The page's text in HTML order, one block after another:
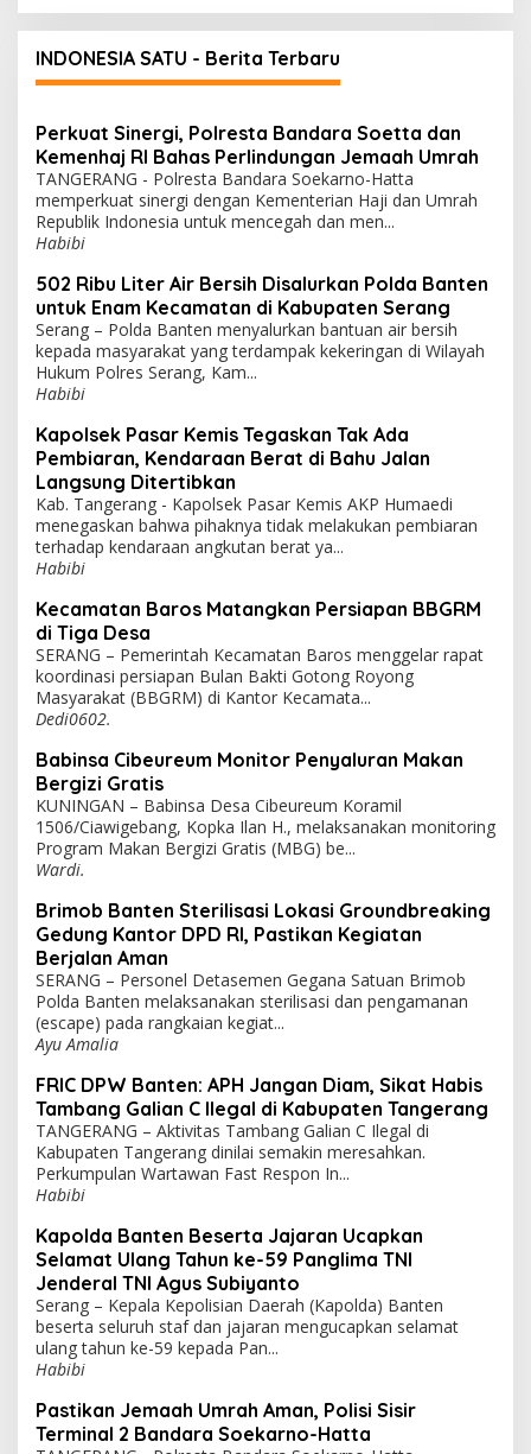
INDONESIA SATU - Berita Terbaru
Perkuat Sinergi, Polresta Bandara Soetta dan
Kemenhaj RI Bahas Perlindungan Jemaah Umrah
TANGERANG - Polresta Bandara Soekarno-Hatta
memperkuat sinergi dengan Kementerian Haji dan Umrah
Republik Indonesia untuk mencegah dan men...
Habibi
502 Ribu Liter Air Bersih Disalurkan Polda Banten
untuk Enam Kecamatan di Kabupaten Serang
Serang – Polda Banten menyalurkan bantuan air bersih
kepada masyarakat yang terdampak kekeringan di Wilayah
Hukum Polres Serang, Kam...
Habibi
Kapolsek Pasar Kemis Tegaskan Tak Ada
Pembiaran, Kendaraan Berat di Bahu Jalan
Langsung Ditertibkan
Kab. Tangerang - Kapolsek Pasar Kemis AKP Humaedi
menegaskan bahwa pihaknya tidak melakukan pembiaran
terhadap kendaraan angkutan berat ya...
Habibi
Kecamatan Baros Matangkan Persiapan BBGRM
di Tiga Desa
SERANG – Pemerintah Kecamatan Baros menggelar rapat
koordinasi persiapan Bulan Bakti Gotong Royong
Masyarakat (BBGRM) di Kantor Kecamata...
Dedi0602.
Babinsa Cibeureum Monitor Penyaluran Makan
Bergizi Gratis
KUNINGAN – Babinsa Desa Cibeureum Koramil
1506/Ciawigebang, Kopka Ilan H., melaksanakan monitoring
Program Makan Bergizi Gratis (MBG) be...
Wardi.
Brimob Banten Sterilisasi Lokasi Groundbreaking
Gedung Kantor DPD RI, Pastikan Kegiatan
Berjalan Aman
SERANG – Personel Detasemen Gegana Satuan Brimob
Polda Banten melaksanakan sterilisasi dan pengamanan
(escape) pada rangkaian kegiat...
Ayu Amalia
FRIC DPW Banten: APH Jangan Diam, Sikat Habis
Tambang Galian C Ilegal di Kabupaten Tangerang
TANGERANG – Aktivitas Tambang Galian C Ilegal di
Kabupaten Tangerang dinilai semakin meresahkan.
Perkumpulan Wartawan Fast Respon In...
Habibi
Kapolda Banten Beserta Jajaran Ucapkan
Selamat Ulang Tahun ke-59 Panglima TNI
Jenderal TNI Agus Subiyanto
Serang – Kepala Kepolisian Daerah (Kapolda) Banten
beserta seluruh staf dan jajaran mengucapkan selamat
ulang tahun ke-59 kepada Pan...
Habibi
Pastikan Jemaah Umrah Aman, Polisi Sisir
Terminal 2 Bandara Soekarno-Hatta